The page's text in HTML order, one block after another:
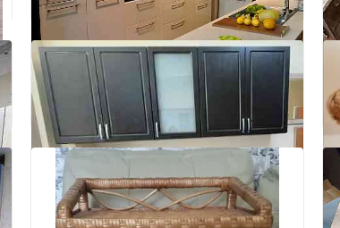
7
Продаю новую кухню HANAK
(Чехия)